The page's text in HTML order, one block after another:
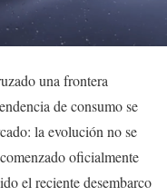
una frontera
de consumo se
la evolución no se
oficialmente
el reciente desembarco